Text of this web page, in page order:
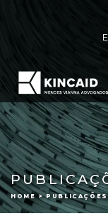
HOME > PUBLICAÇÕES